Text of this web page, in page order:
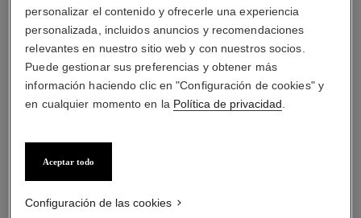
personalizar el contenido y ofrecerle una experiencia
personalizada, incluidos anuncios y recomendaciones
relevantes en nuestro sitio web y con nuestros socios.
Puede gestionar sus preferencias y obtener más
información haciendo clic en "Configuración de cookies" y
en cualquier momento en la Política de privacidad
Aceptar todo
Configuración de las cookies